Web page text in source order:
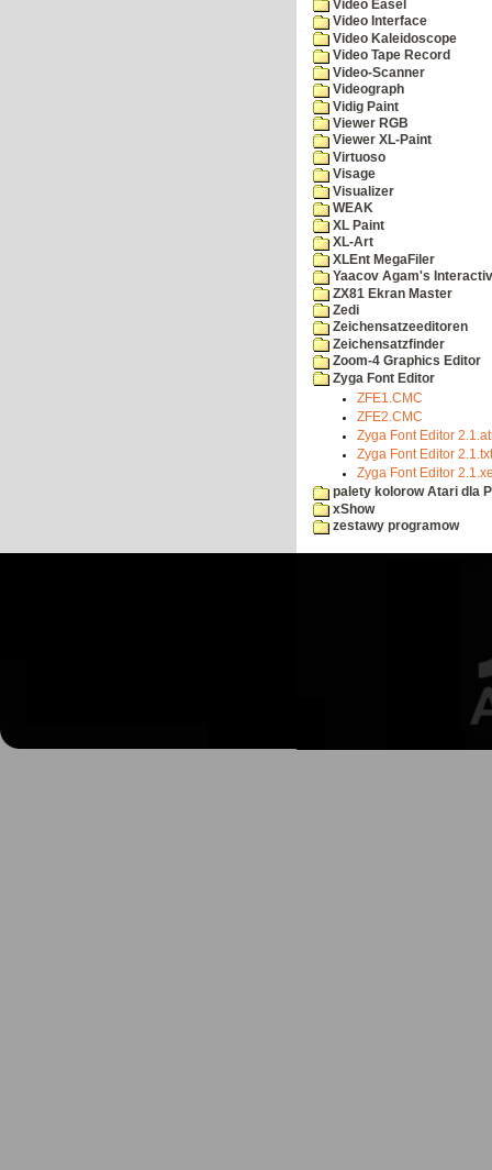
Video Easel
Video Interface
Video Kaleidoscope
Video Tape Record
Video-Scanner
Videograph
Vidig Paint
Viewer RGB
Viewer XL-Paint
Virtuoso
Visage
Visualizer
WEAK
XL Paint
XL-Art
XLEnt MegaFiler
Yaacov Agam's
ZX81 Ekran Master
Zedi
Zeichensatzeeditoren
Zeichensatzfinder
Zoom-4 Graphics Editor
Zyga Font Editor
ZFE1.CMC
ZFE2.CMC
Zyga Font Editor
Zyga Font Editor 2.1.txt
Zyga Font Editor
palety kolorow Atari dla
xShow
zestawy programow